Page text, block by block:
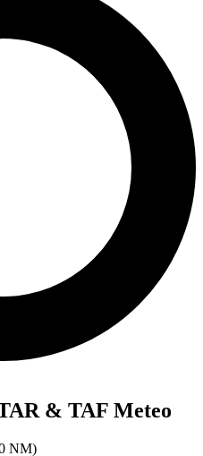
& TAF Meteo
NM)